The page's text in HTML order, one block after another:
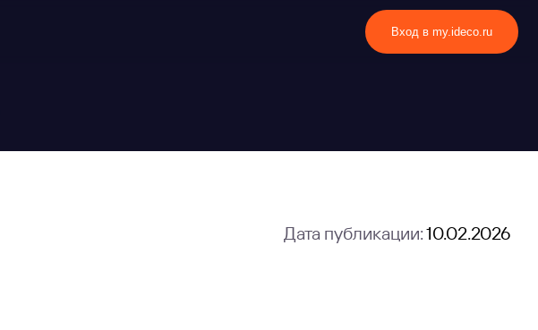
Вход в my.ideco.ru